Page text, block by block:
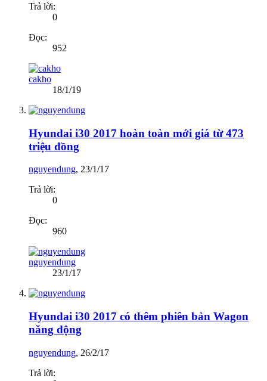
Trả lời:
0
Đọc:
952
cakho
18/1/19
Hyundai i30 2017 hoàn toàn mới giá từ 473
triệu đồng
nguyendung, 23/1/17
Trả lời:
0
Đọc:
960
nguyendung
23/1/17
Hyundai i30 2017 có thêm phiên bản Wagon
năng động
nguyendung, 26/2/17
Trả lời: